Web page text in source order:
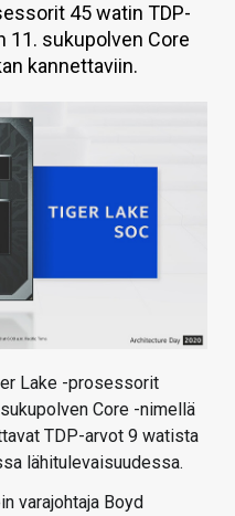
45 watin TDP-
11. sukupolven Core
kannettaviin.
Lake -prosessorit
Core -nimellä
TDP-arvot 9 watista
lähitulevaisuudessa.
varajohtaja Boyd